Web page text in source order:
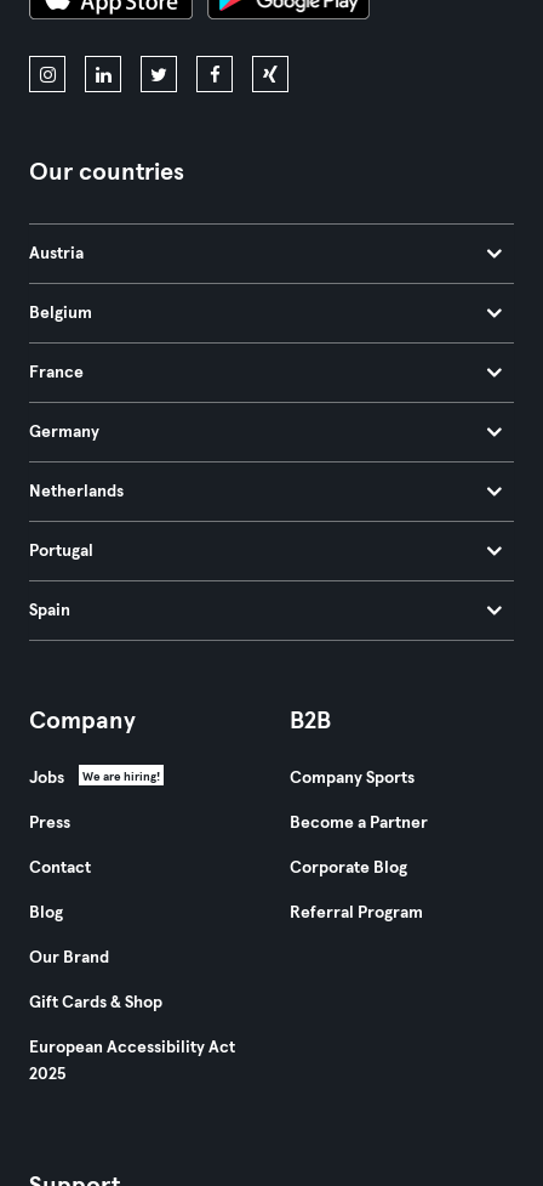
Our countries
Austria
Belgium
France
Germany
Netherlands
Portugal
Spain
Company
Jobs We are hiring!
Press
Contact
Blog
Our Brand
Gift Cards & Shop
European Accessibility Act
2025
B2B
Company Sports
Become a Partner
Corporate Blog
Referral Program